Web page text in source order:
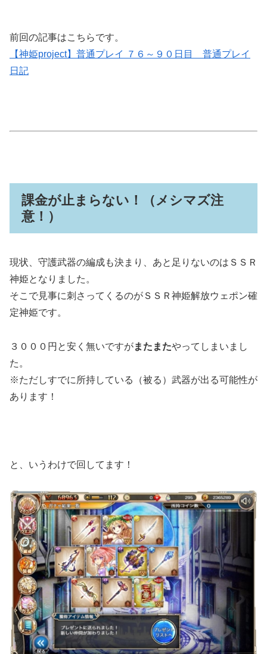
前回の記事はこちらです。
【神姫project】普通プレイ ７６～９０日目 普通プレイ
日記
課金が止まらない！（メシマズ注
意！）
現状、守護武器の編成も決まり、あと足りないのはＳＳＲ
神姫となりました。
そこで見事に刺さってくるのがＳＳＲ神姫解放ウェポン確
定神姫です。
３０００円と安く無いですがまたまたやってしまいまし
た。
※ただしすでに所持している（被る）武器が出る可能性が
あります！
と、いうわけで回してます！